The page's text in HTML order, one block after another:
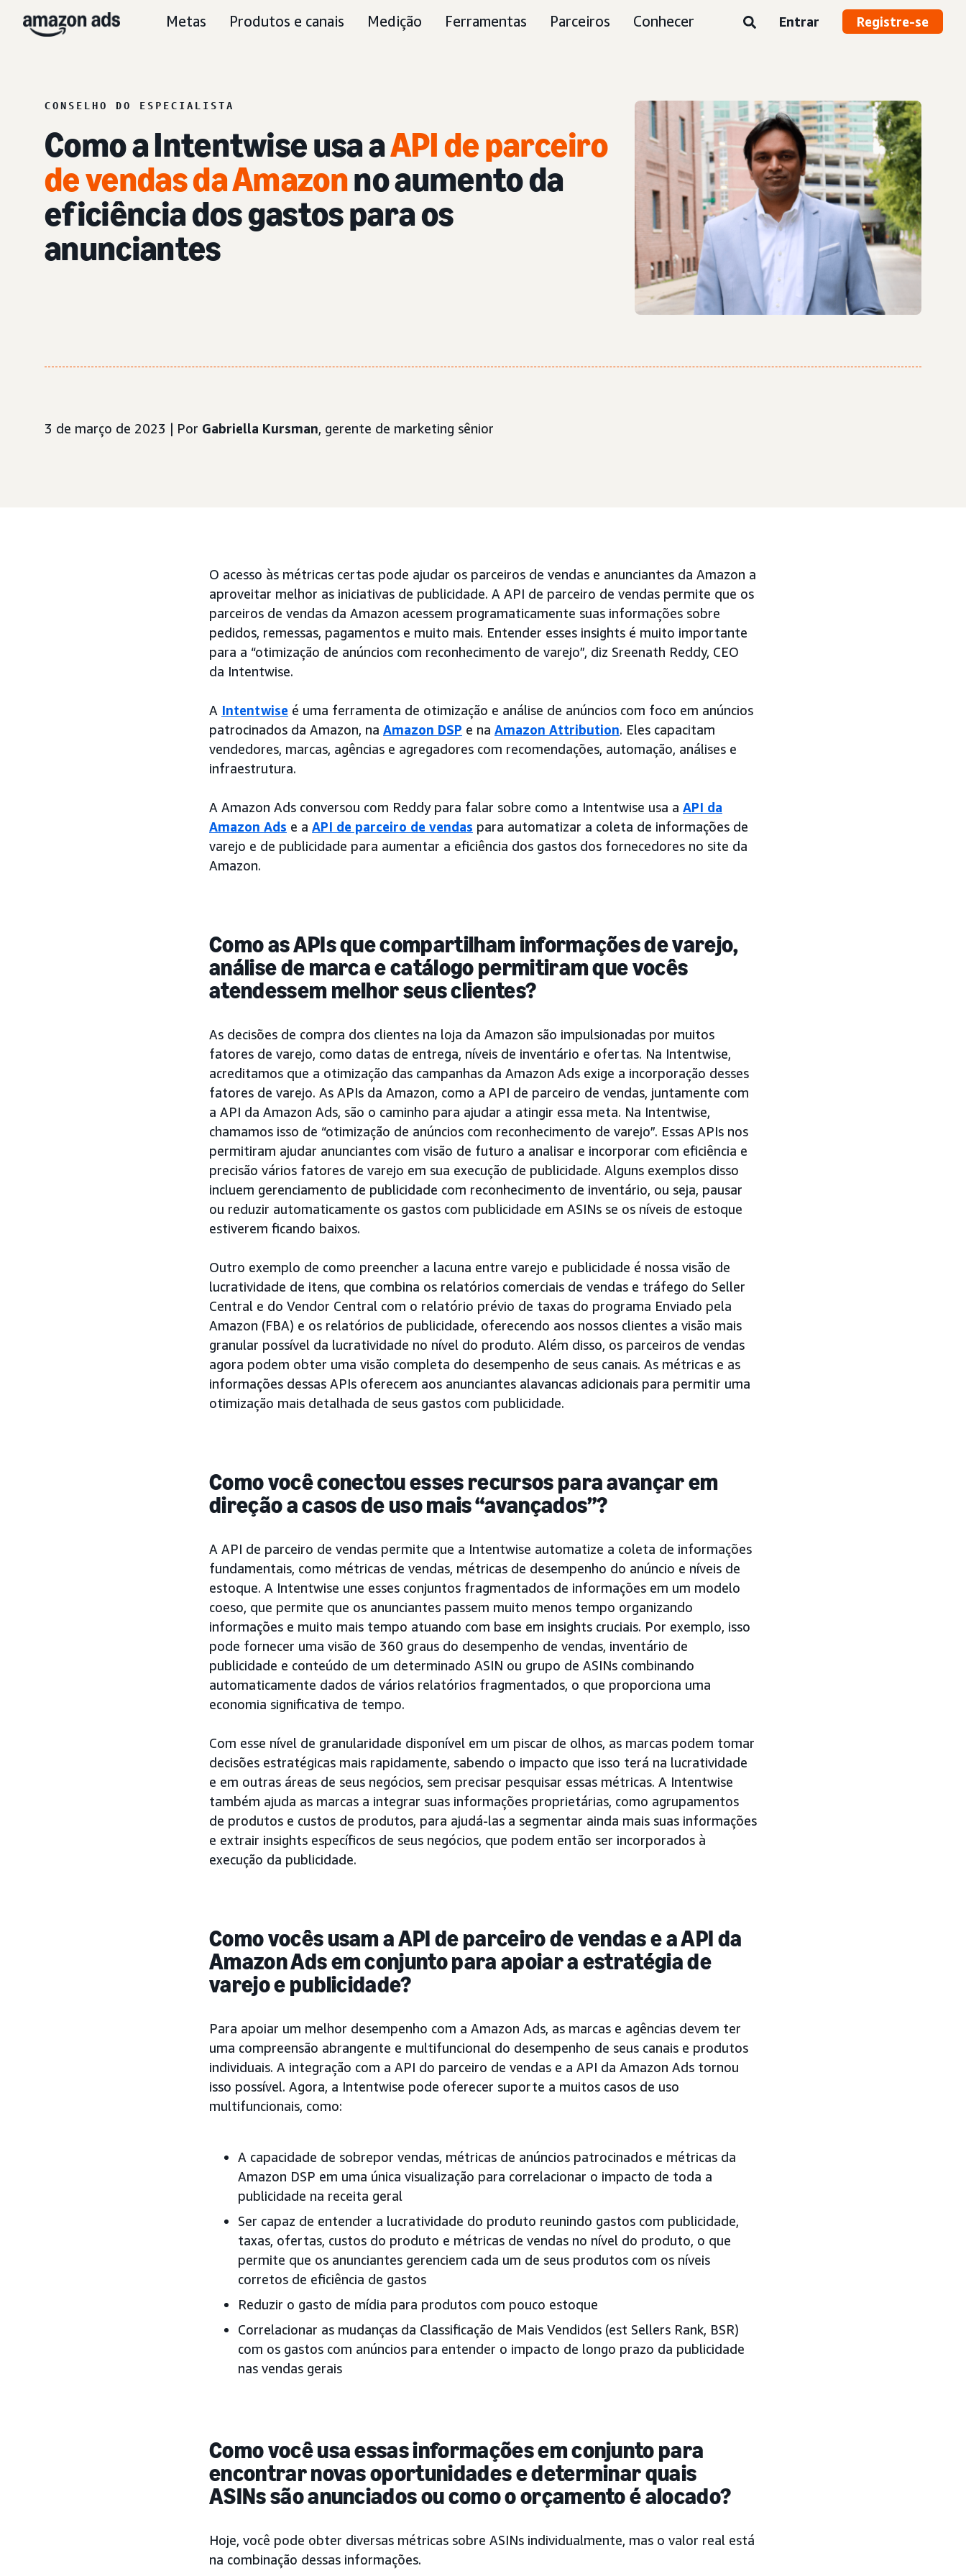
Metas Produtos e canais Medição Ferramentas Parceiros Conhecer Entrar Registre-se
CONSELHO DO ESPECIALISTA
Como a Intentwise usa aAPI de parceiro
de vendas da Amazonno aumento da
eficiência dos gastos para os
anunciantes
3 de março de 2023 | Por Gabriella Kursman, gerente de marketing sênior
O acesso às métricas certas pode ajudar os parceiros de vendas e anunciantes da Amazon a
aproveitar melhor as iniciativas de publicidade. A API de parceiro de vendas permite que os
parceiros de vendas da Amazon acessem programaticamente suas informações sobre
pedidos, remessas, pagamentos e muito mais. Entender esses insights é muito importante
para a “otimização de anúncios com reconhecimento de varejo”, diz Sreenath Reddy, CEO
da Intentwise.
A Intentwise é uma ferramenta de otimização e análise de anúncios com foco em anúncios
patrocinados da Amazon, na Amazon DSP e na Amazon Attribution. Eles capacitam
vendedores, marcas, agências e agregadores com recomendações, automação, análises e
infraestrutura.
A Amazon Ads conversou com Reddy para falar sobre como a Intentwise usa a API da
Amazon Ads e a API de parceiro de vendas para automatizar a coleta de informações de
varejo e de publicidade para aumentar a eficiência dos gastos dos fornecedores no site da
Amazon.
Como as APIs que compartilham informações de varejo,
análise de marca e catálogo permitiram que vocês
atendessem melhor seus clientes?
As decisões de compra dos clientes na loja da Amazon são impulsionadas por muitos
fatores de varejo, como datas de entrega, níveis de inventário e ofertas. Na Intentwise,
acreditamos que a otimização das campanhas da Amazon Ads exige a incorporação desses
fatores de varejo. As APIs da Amazon, como a API de parceiro de vendas, juntamente com
a API da Amazon Ads, são o caminho para ajudar a atingir essa meta. Na Intentwise,
chamamos isso de “otimização de anúncios com reconhecimento de varejo”. Essas APIs nos
permitiram ajudar anunciantes com visão de futuro a analisar e incorporar com eficiência e
precisão vários fatores de varejo em sua execução de publicidade. Alguns exemplos disso
incluem gerenciamento de publicidade com reconhecimento de inventário, ou seja, pausar
ou reduzir automaticamente os gastos com publicidade em ASINs se os níveis de estoque
estiverem ficando baixos.
Outro exemplo de como preencher a lacuna entre varejo e publicidade é nossa visão de
lucratividade de itens, que combina os relatórios comerciais de vendas e tráfego do Seller
Central e do Vendor Central com o relatório prévio de taxas do programa Enviado pela
Amazon (FBA) e os relatórios de publicidade, oferecendo aos nossos clientes a visão mais
granular possível da lucratividade no nível do produto. Além disso, os parceiros de vendas
agora podem obter uma visão completa do desempenho de seus canais. As métricas e as
informações dessas APIs oferecem aos anunciantes alavancas adicionais para permitir uma
otimização mais detalhada de seus gastos com publicidade.
Como você conectou esses recursos para avançar em
direção a casos de uso mais “avançados”?
A API de parceiro de vendas permite que a Intentwise automatize a coleta de informações
fundamentais, como métricas de vendas, métricas de desempenho do anúncio e níveis de
estoque. A Intentwise une esses conjuntos fragmentados de informações em um modelo
coeso, que permite que os anunciantes passem muito menos tempo organizando
informações e muito mais tempo atuando com base em insights cruciais. Por exemplo, isso
pode fornecer uma visão de 360 graus do desempenho de vendas, inventário de
publicidade e conteúdo de um determinado ASIN ou grupo de ASINs combinando
automaticamente dados de vários relatórios fragmentados, o que proporciona uma
economia significativa de tempo.
Com esse nível de granularidade disponível em um piscar de olhos, as marcas podem tomar
decisões estratégicas mais rapidamente, sabendo o impacto que isso terá na lucratividade
e em outras áreas de seus negócios, sem precisar pesquisar essas métricas. A Intentwise
também ajuda as marcas a integrar suas informações proprietárias, como agrupamentos
de produtos e custos de produtos, para ajudá-las a segmentar ainda mais suas informações
e extrair insights específicos de seus negócios, que podem então ser incorporados à
execução da publicidade.
Como vocês usam a API de parceiro de vendas e a API da
Amazon Ads em conjunto para apoiar a estratégia de
varejo e publicidade?
Para apoiar um melhor desempenho com a Amazon Ads, as marcas e agências devem ter
uma compreensão abrangente e multifuncional do desempenho de seus canais e produtos
individuais. A integração com a API do parceiro de vendas e a API da Amazon Ads tornou
isso possível. Agora, a Intentwise pode oferecer suporte a muitos casos de uso
multifuncionais, como:
A capacidade de sobrepor vendas, métricas de anúncios patrocinados e métricas da
Amazon DSP em uma única visualização para correlacionar o impacto de toda a
publicidade na receita geral
Ser capaz de entender a lucratividade do produto reunindo gastos com publicidade,
taxas, ofertas, custos do produto e métricas de vendas no nível do produto, o que
permite que os anunciantes gerenciem cada um de seus produtos com os níveis
corretos de eficiência de gastos
Reduzir o gasto de mídia para produtos com pouco estoque
Correlacionar as mudanças da Classificação de Mais Vendidos (est Sellers Rank, BSR)
com os gastos com anúncios para entender o impacto de longo prazo da publicidade
nas vendas gerais
Como você usa essas informações em conjunto para
encontrar novas oportunidades e determinar quais
ASINs são anunciados ou como o orçamento é alocado?
Hoje, você pode obter diversas métricas sobre ASINs individualmente, mas o valor real está
na combinação dessas informações.